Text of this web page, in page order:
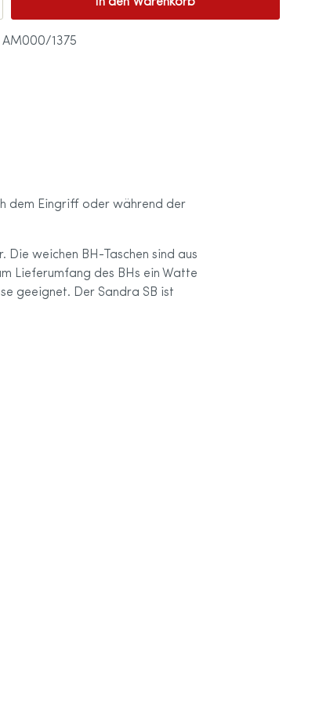
AM000/1375
dem Eingriff oder während der
Die weichen BH-Taschen sind aus
Lieferumfang des BHs ein Watte
geeignet. Der Sandra SB ist